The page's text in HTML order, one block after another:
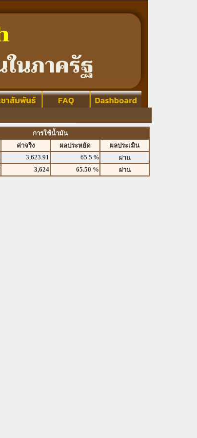
การใช้น้ำมัน
ค่าจริง ผลประหยัด
ผลประเมิน
3,623.91 65.5 %
ผ่าน
3,624 65.50 % ผ่าน